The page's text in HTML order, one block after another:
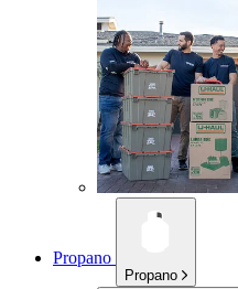
Propano
Propano